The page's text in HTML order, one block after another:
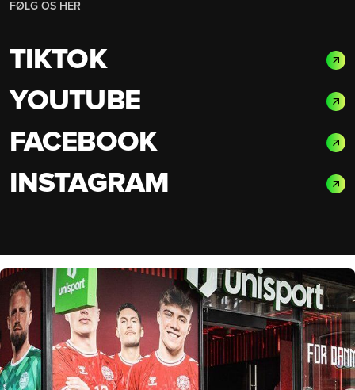
FØLG OS HER
TIKTOK
YOUTUBE
FACEBOOK
INSTAGRAM